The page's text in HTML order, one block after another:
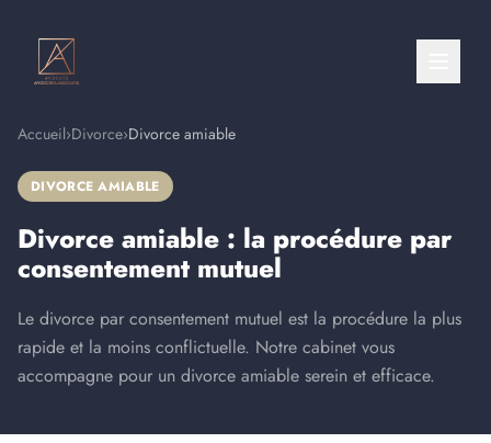
Accueil›Divorce›Divorce amiable
DIVORCE AMIABLE
Divorce amiable : la procédure par
consentement mutuel
Le divorce par consentement mutuel est la procédure la plus
rapide et la moins conflictuelle. Notre cabinet vous
accompagne pour un divorce amiable serein et efficace.